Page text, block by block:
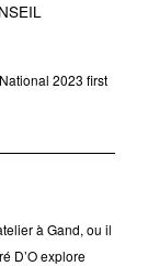
2023 first
à Gand, ou il
D’O explore